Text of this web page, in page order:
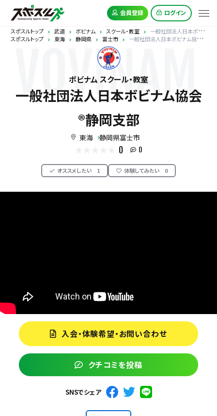
会員登録 ログイン
スポスルトップ 武道 ボビナム スクール・教室
一般社団法人日本ボビナム協会®︎静岡支部
スポスルトップ
東海 静岡県 富士市 一般社団法人日本ボビナム協会®︎静岡支部
VOVINAM
ボビナム スクール・教室
一般社団法人日本ボビナム協会
®︎静岡支部
東海 静岡県富士市
0 0
オススメしたい 1 体験してみたい 0
入会・体験希望・お問い合わせ
クチコミを投稿
SNSでシェア